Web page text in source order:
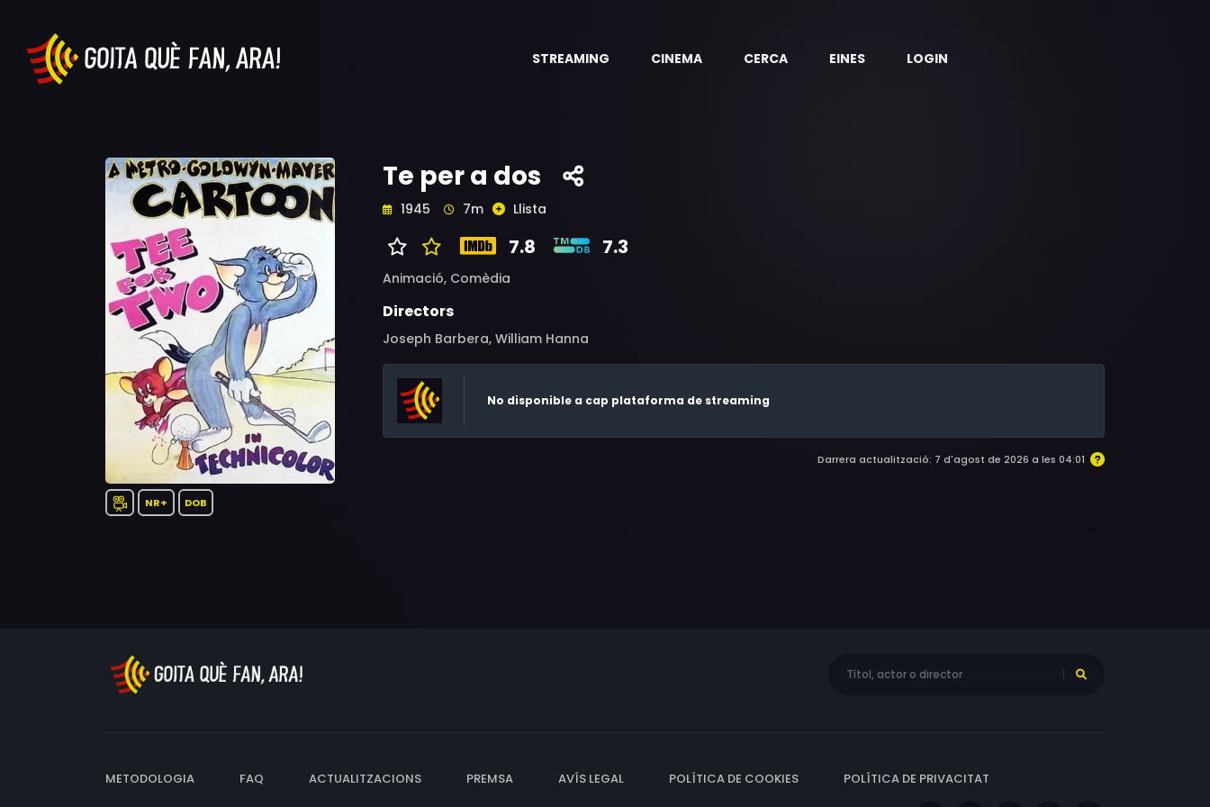
STREAMING CINEMA CERCA EINES LOGIN
NR+ DOB
Te per a dos
1945 7m Llista
7.8 7.3
Animació, Comèdia
Directors
Joseph Barbera, William Hanna
No disponible a cap plataforma de streaming
Darrera actualització: 7 d'agost de 2026 a les 04:01
METODOLOGIA FAQ ACTUALITZACIONS PREMSA AVÍS LEGAL POLÍTICA DE COOKIES POLÍTICA DE PRIVACITAT